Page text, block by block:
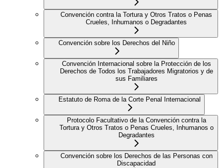
Convención contra la Tortura y Otros Tratos o Penas
Crueles, Inhumanos o Degradantes
Convención sobre los Derechos del Niño
Convención Internacional sobre la Protección de los
Derechos de Todos los Trabajadores Migratorios y de
sus Familiares
Estatuto de Roma de la Corte Penal Internacional
Protocolo Facultativo de la Convención contra la
Tortura y Otros Tratos o Penas Crueles, Inhumanos o
Degradantes
Convención sobre los Derechos de las Personas con
Discapacidad